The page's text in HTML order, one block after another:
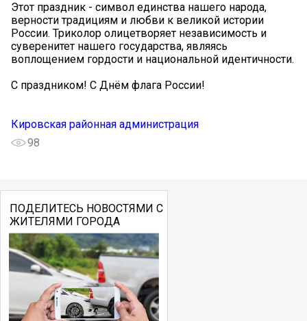
Этот праздник - символ единства нашего народа,
верности традициям и любви к великой истории
России. Триколор олицетворяет независимость и
суверенитет нашего государства, являясь
воплощением гордости и национальной идентичности.
С праздником! С Днём флага России!
Кировская районная администрация
98
ПОДЕЛИТЕСЬ НОВОСТЯМИ С
ЖИТЕЛЯМИ ГОРОДА